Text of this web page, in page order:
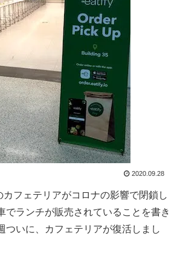
2020.09.28
カフェテリアがコロナの影響で閉鎖し
でランチが販売されていることを書き
ついに、カフェテリアが復活しまし